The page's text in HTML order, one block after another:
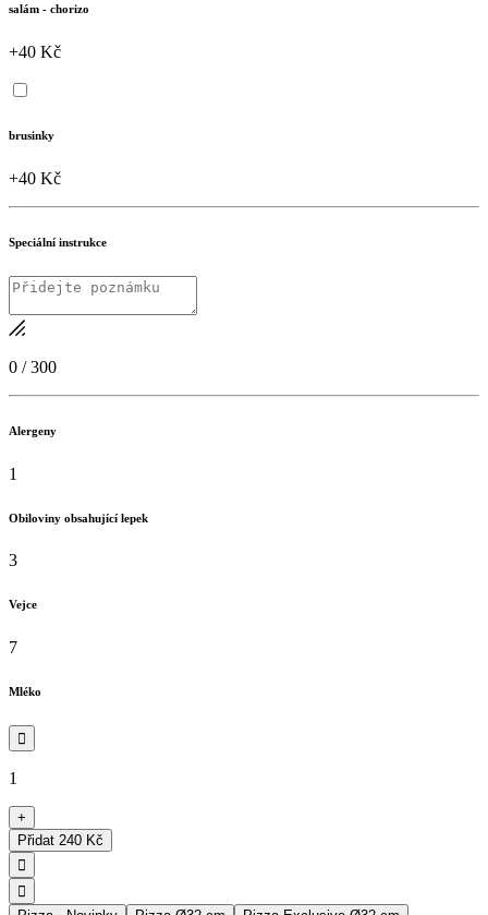
salám - chorizo
+40 Kč
brusinky
+40 Kč
Speciální instrukce
0 /300
Alergeny
1
Obiloviny obsahující lepek
3
Vejce
7
Mléko

1
+
Přidat 240 Kč

